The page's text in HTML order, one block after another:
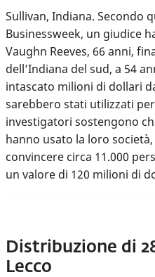
Sullivan, Indiana. Secondo
Businessweek, un giudice
Vaughn Reeves, 66 anni,
dell’Indiana del sud, a 54
intascato milioni di dollari
sarebbero stati utilizzati
investigatori sostengono
hanno usato la loro
convincere circa 11.000
un valore di 120 milioni di
Distribuzione di
Lecco